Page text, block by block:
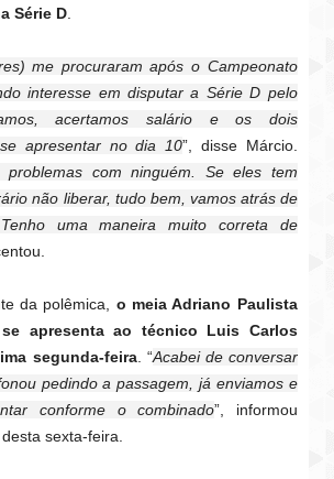
Série D
me procuraram após o Campeonato
interesse em disputar a Série D pelo
acertamos salário e os dois
apresentar no dia 10”, disse Márcio.
com ninguém. Se eles tem
não liberar, tudo bem, vamos atrás de
uma maneira muito correta de
da polêmica, o meia Adriano Paulista
apresenta ao técnico Luis Carlos
segunda-feira. “Acabei de conversar
pedindo a passagem, já enviamos e
conforme o combinado”, informou
sexta-feira.